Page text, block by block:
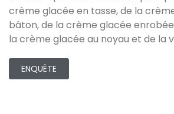
crème glacée en tasse, de la
bâton, de la crème glacée
la crème glacée au noyau et de la
ENQUÊTE